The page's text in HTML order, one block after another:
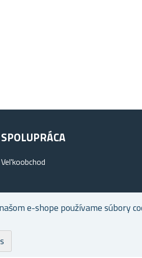
e-shope používame súbory
SPOLUPRÁCA
Vel'koobchod